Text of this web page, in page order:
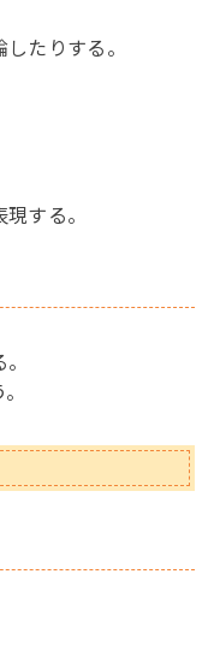
たりする。
する。